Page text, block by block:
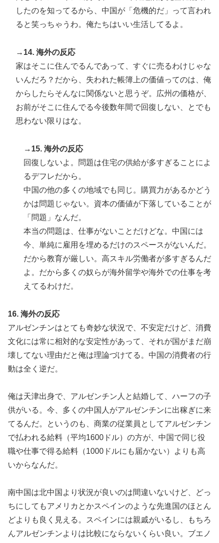
したのを知ってるから、中国が「危機的だ」って言われ
ると笑っちゃうわ。俺たちはいい生活してるよ。
→14. 海外の反応
家はそこに住んでるんであって、すぐに売るわけじゃな
いんだろ？だから、失われた帳簿上の価値ってのは、俺
からしたらそんなに関係ないと思うぞ。広州の価格が、
お前がそこに住んでる今後数年間で回復しない、とでも
思わない限りはな。
→15. 海外の反応
回復しないよ。問題は住宅の供給が多すぎることによ
るデフレだから。
中国の他の多くの地域でも同じ。購買力があるかどう
かは問題じゃない。資本の価値が下落していることが
「問題」なんだ。
本当の問題は、仕事がないことだけどな。中国には
今、単純に雇用を埋めるだけのスペースがないんだ。
だから教育が厳しい。高スキル労働者が多すぎるんだ
よ。だから多くの奴らが海外留学や海外での仕事を考
えてるわけだ。
16. 海外の反応
アルゼンチンはとても奇妙な状況で、不安定だけど、消費
文化には常に相対的な安定性があって、それが国がまだ崩
壊してない理由だと俺は理論づけてる。中国の消費者の行
動は全く逆だ。
俺は天津出身で、アルゼンチン人と結婚して、ハーフの子
供がいる。今、多くの中国人がアルゼンチンに出稼ぎに来
てるんだ。というのも、商業の従業員としてアルゼンチン
で払われる給料（平均1600ドル）の方が、中国で同じ役
職や仕事で得る給料（1000ドルにも届かない）よりも高
いからなんだ。
南中国は北中国より状況が良いのは間違いないけど、どっ
ちにしてもアメリカとかスペインのような先進国のほとん
どよりも良く見える。スペインには親戚がいるし、もちろ
んアルゼンチンよりは比較にならないくらい良い。ブエノ